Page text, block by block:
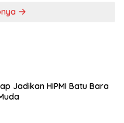
Jadikan HIPMI Batu Bara